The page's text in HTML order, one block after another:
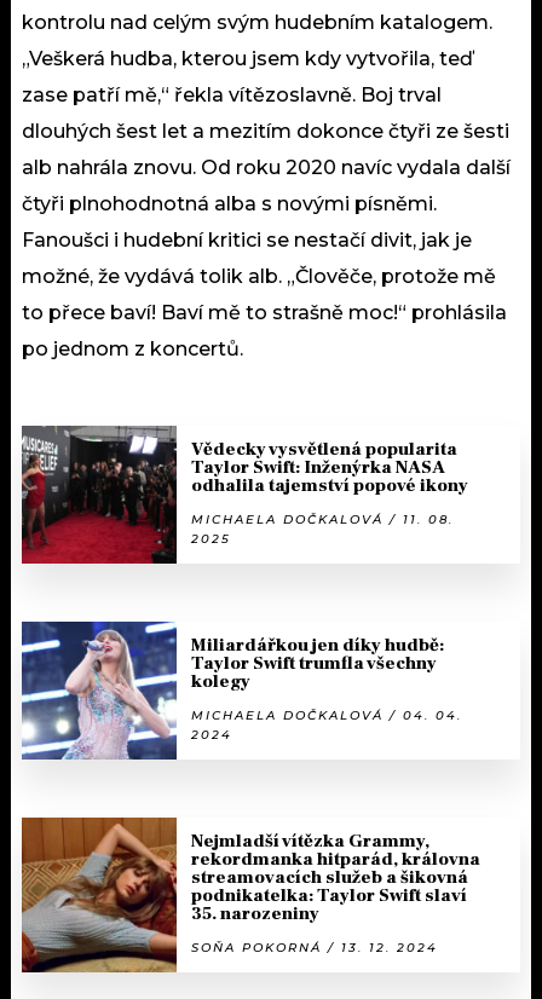
kontrolu nad celým svým hudebním katalogem.
„Veškerá hudba, kterou jsem kdy vytvořila, teď
zase patří mě,“ řekla vítězoslavně. Boj trval
dlouhých šest let a mezitím dokonce čtyři ze šesti
alb nahrála znovu. Od roku 2020 navíc vydala další
čtyři plnohodnotná alba s novými písněmi.
Fanoušci i hudební kritici se nestačí divit, jak je
možné, že vydává tolik alb. „Člověče, protože mě
to přece baví! Baví mě to strašně moc!“ prohlásila
po jednom z koncertů.
Vědecky vysvětlená popularita
Taylor Swift: Inženýrka NASA
odhalila tajemství popové ikony
MICHAELA DOČKALOVÁ / 11. 08.
2025
Miliardářkou jen díky hudbě:
Taylor Swift trumfla všechny
kolegy
MICHAELA DOČKALOVÁ / 04. 04.
2024
Nejmladší vítězka Grammy,
rekordmanka hitparád, královna
streamovacích služeb a šikovná
podnikatelka: Taylor Swift slaví
35. narozeniny
SOŇA POKORNÁ / 13. 12. 2024